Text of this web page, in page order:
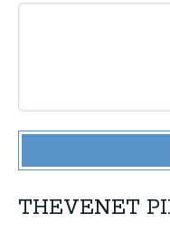
THEVENET